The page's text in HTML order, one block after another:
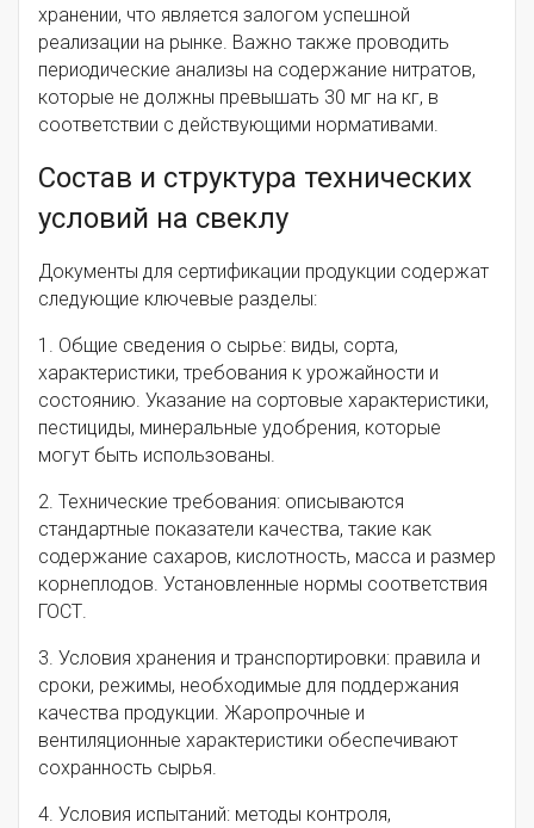
хранении, что является залогом успешной
реализации на рынке. Важно также проводить
периодические анализы на содержание нитратов,
которые не должны превышать 30 мг на кг, в
соответствии с действующими нормативами.
Состав и структура технических
условий на свеклу
Документы для сертификации продукции содержат
следующие ключевые разделы:
1. Общие сведения о сырье: виды, сорта,
характеристики, требования к урожайности и
состоянию. Указание на сортовые характеристики,
пестициды, минеральные удобрения, которые
могут быть использованы.
2. Технические требования: описываются
стандартные показатели качества, такие как
содержание сахаров, кислотность, масса и размер
корнеплодов. Установленные нормы соответствия
ГОСТ.
3. Условия хранения и транспортировки: правила и
сроки, режимы, необходимые для поддержания
качества продукции. Жаропрочные и
вентиляционные характеристики обеспечивают
сохранность сырья.
4. Условия испытаний: методы контроля,